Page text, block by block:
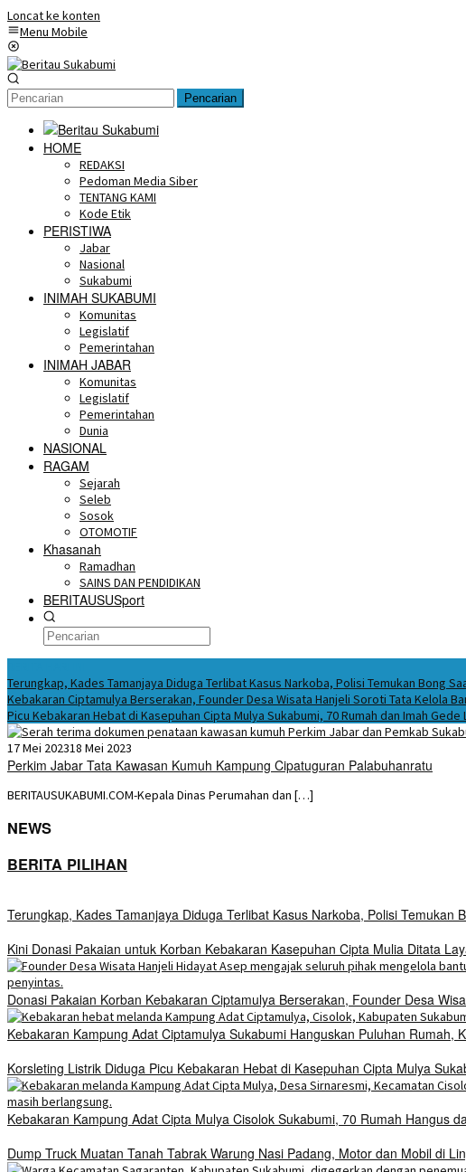
Loncat ke konten
Menu Mobile
Pencarian
HOME
REDAKSI
Pedoman Media Siber
TENTANG KAMI
Kode Etik
PERISTIWA
Jabar
Nasional
Sukabumi
INIMAH SUKABUMI
Komunitas
Legislatif
Pemerintahan
INIMAH JABAR
Komunitas
Legislatif
Pemerintahan
Dunia
NASIONAL
RAGAM
Sejarah
Seleb
Sosok
OTOMOTIF
Khasanah
Ramadhan
SAINS DAN PENDIDIKAN
BERITAUSUSport
Terungkap, Kades Tamanjaya Diduga Terlibat Kasus Narkoba, Polisi Temukan Bong
Kebakaran Ciptamulya Berserakan, Founder Desa Wisata Hanjeli Soroti Tata Kelola
Picu Kebakaran Hebat di Kasepuhan Cipta Mulya Sukabumi, 70 Rumah dan Imah Gede
17 Mei 202318 Mei 2023
Perkim Jabar Tata Kawasan Kumuh Kampung Cipatuguran Palabuhanratu
BERITAUSUKABUMI.COM-Kepala Dinas Perumahan dan […]
NEWS
BERITA PILIHAN
Terungkap, Kades Tamanjaya Diduga Terlibat Kasus Narkoba, Polisi Temukan
Kini Donasi Pakaian untuk Korban Kebakaran Kasepuhan Cipta Mulia Ditata
Donasi Pakaian Korban Kebakaran Ciptamulya Berserakan, Founder Desa
Kebakaran Kampung Adat Ciptamulya Sukabumi Hanguskan Puluhan Rumah,
Korsleting Listrik Diduga Picu Kebakaran Hebat di Kasepuhan Cipta Mulya
Kebakaran Kampung Adat Cipta Mulya Cisolok Sukabumi, 70 Rumah Hangus
Dump Truck Muatan Tanah Tabrak Warung Nasi Padang, Motor dan Mobil di